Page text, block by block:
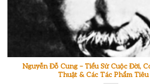
Nguyễn Đỗ Cung – Tiểu Sử Cuộc Đời,
Thuật & Các Tác Phẩm Tiêu